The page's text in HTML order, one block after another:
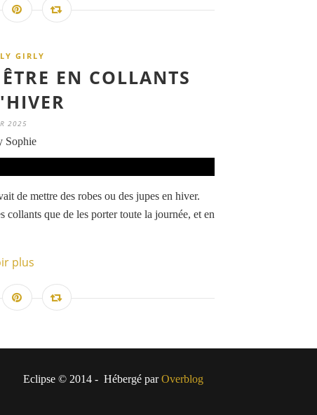
GIRLY
EN COLLANTS
2025
Sophie
de mettre des robes ou des jupes en hiver.
que de les porter toute la journée, et en
plus
Eclipse © 2014 - Hébergé parOverblog